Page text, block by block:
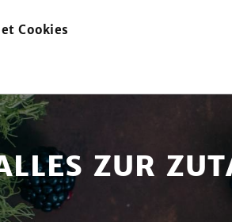
Cookies
ZUR